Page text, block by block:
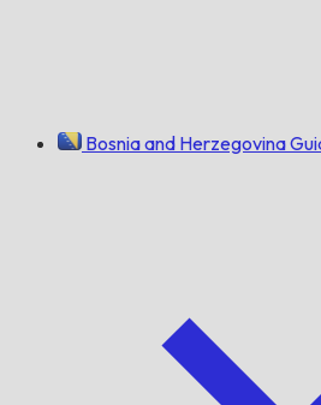
Bosnia and Herzegovina